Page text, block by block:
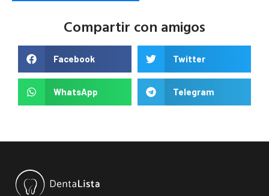
Compartir con amigos
Facebook Twitter
WhatsApp Telegram